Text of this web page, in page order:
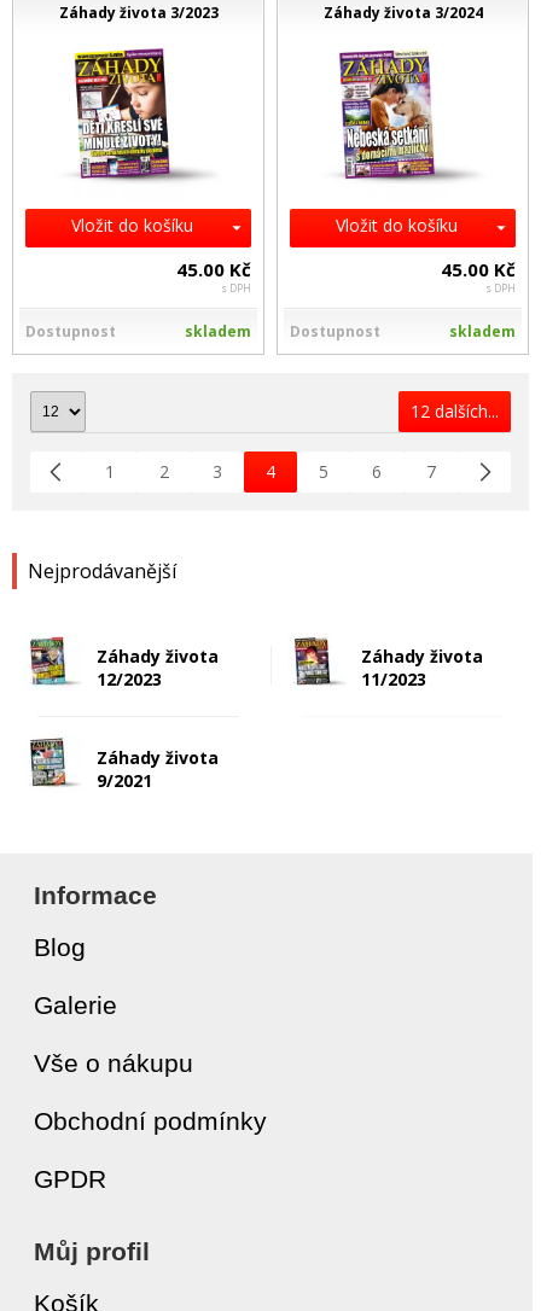
Nejprodávanější
Záhady života
12/2023
Záhady života
11/2023
Záhady života
9/2021
Záhady života 3/2023
Vložit do košíku
45.00 Kč
s DPH
Dostupnost skladem
Záhady života 3/2024
Vložit do košíku
45.00 Kč
s DPH
Dostupnost skladem
12 dalších...
1 2 3 4 5 6 7
Informace
Blog
Galerie
Vše o nákupu
Obchodní podmínky
GPDR
Můj profil
Košík